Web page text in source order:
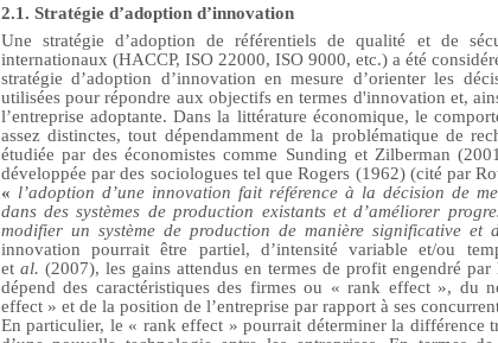
2.1. Stratégie d’adoption d’innovation
Une stratégie d’adoption de référentiels de qualité et de
internationaux (HACCP, ISO 22000, ISO 9000, etc.) a été
stratégie d’adoption d’innovation en mesure d’orienter les
utilisées pour répondre aux objectifs en termes d'innovation et,
l’entreprise adoptante. Dans la littérature économique, le
assez distinctes, tout dépendamment de la problématique de
étudiée par des économistes comme Sunding et Zilberman
développée par des sociologues tel que Rogers (1962) (cité par
« l’adoption d’une innovation fait référence à la décision de
dans des systèmes de production existants et d’améliorer
modifier un système de production de manière significative et
innovation pourrait être partiel, d’intensité variable et/ou
et al. (2007), les gains attendus en termes de profit engendré
dépend des caractéristiques des firmes ou « rank effect », du
effect » et de la position de l’entreprise par rapport à ses
En particulier, le « rank effect » pourrait déterminer la différence